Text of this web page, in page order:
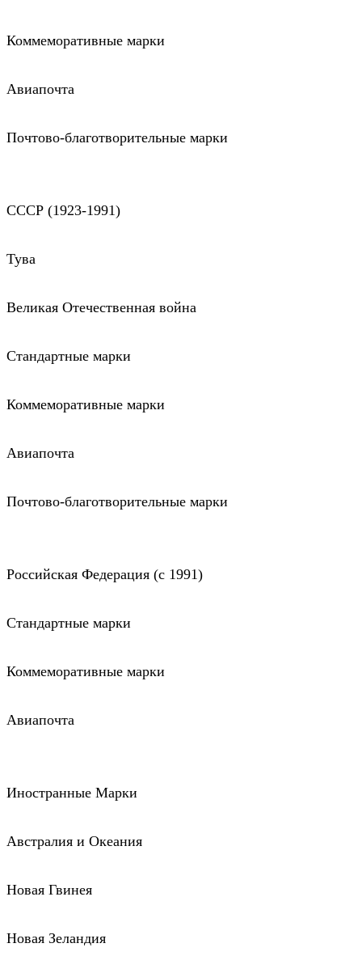
Коммеморативные марки
Авиапочта
Почтово-благотворительные марки
СССР (1923-1991)
Тува
Великая Отечественная война
Стандартные марки
Коммеморативные марки
Авиапочта
Почтово-благотворительные марки
Российская Федерация (c 1991)
Стандартные марки
Коммеморативные марки
Авиапочта
Иностранные Марки
Австралия и Океания
Новая Гвинея
Новая Зеландия